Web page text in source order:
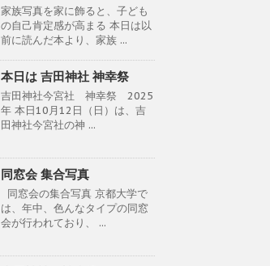
家族写真を家に飾ると、子ども
の自己肯定感が高まる 本日は以
前に読んだ本より、家族 ...
本日は 吉田神社 神幸祭
吉田神社今宮社 神幸祭 2025
年 本日10月12日（日）は、吉
田神社今宮社の神 ...
同窓会 集合写真
同窓会の集合写真 京都大学で
は、年中、色んなタイプの同窓
会が行われており、 ...